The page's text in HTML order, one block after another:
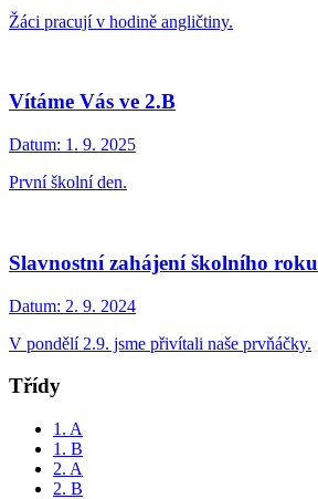
Žáci pracují v hodině angličtiny.
Vítáme Vás ve 2.B
Datum: 1. 9. 2025
První školní den.
Slavnostní zahájení školního roku
Datum: 2. 9. 2024
V pondělí 2.9. jsme přivítali naše prvňáčky.
Třídy
1. A
1. B
2. A
2. B